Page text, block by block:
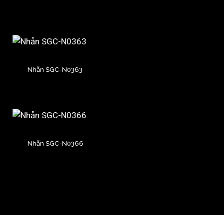
Nhẫn SGC-N0363
Nhẫn SGC-N0366